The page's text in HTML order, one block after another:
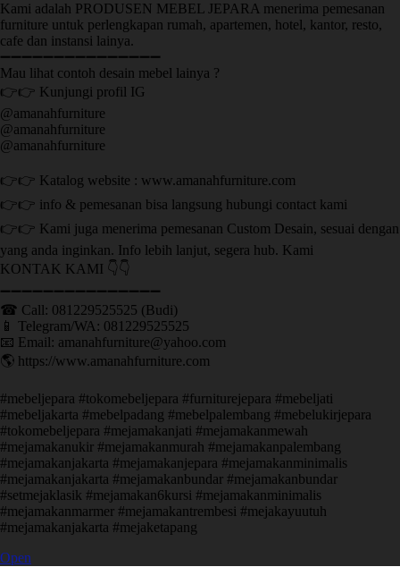
Kami adalah PRODUSEN MEBEL JEPARA menerima pemesanan
furniture untuk perlengkapan rumah, apartemen, hotel, kantor, resto,
cafe dan instansi lainya.
➖➖➖➖➖➖➖➖➖➖➖➖➖➖➖
Mau lihat contoh desain mebel lainya ?
👉👉 Kunjungi profil IG
@amanahfurniture
@amanahfurniture
@amanahfurniture
👉👉 Katalog website : www.amanahfurniture.com
👉👉 info & pemesanan bisa langsung hubungi contact kami
👉👉 Kami juga menerima pemesanan Custom Desain, sesuai dengan
yang anda inginkan. Info lebih lanjut, segera hub. Kami
KONTAK KAMI 👇👇
➖➖➖➖➖➖➖➖➖➖➖➖➖➖➖ ㅤ
☎ Call: 081229525525 (Budi)
📱 Telegram/WA: 081229525525
📧 Email: amanahfurniture@yahoo.com
🌎 https://www.amanahfurniture.com
#mebeljepara #tokomebeljepara #furniturejepara #mebeljati
#mebeljakarta #mebelpadang #mebelpalembang #mebelukirjepara
#tokomebeljepara #mejamakanjati #mejamakanmewah
#mejamakanukir #mejamakanmurah #mejamakanpalembang
#mejamakanjakarta #mejamakanjepara #mejamakanminimalis
#mejamakanjakarta #mejamakanbundar #mejamakanbundar
#setmejaklasik #mejamakan6kursi #mejamakanminimalis
#mejamakanmarmer #mejamakantrembesi #mejakayuutuh
#mejamakanjakarta #mejaketapang
Open